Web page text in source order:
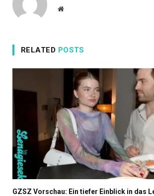
Website
RELATED POSTS
GZSZ Vorschau: Ein tiefer Einblick in das